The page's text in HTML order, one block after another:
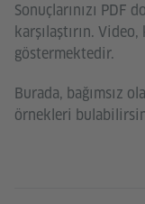
Sonuçlarınızı PDF
karşılaştırın.
göstermektedir.
Burada, bağımsız
örnekleri